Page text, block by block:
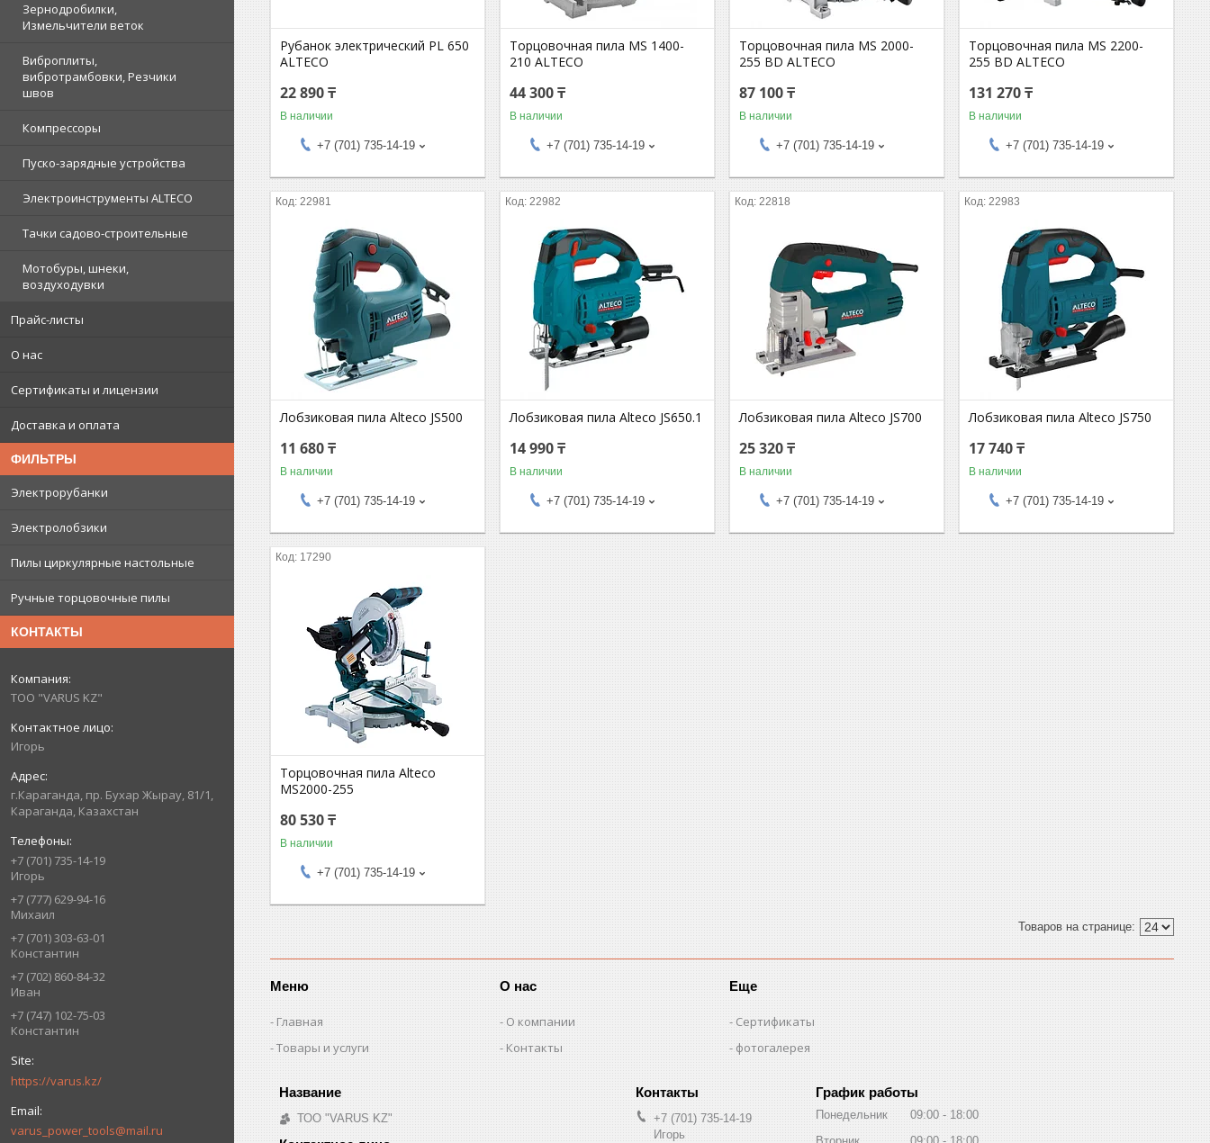
Зернодробилки,
Измельчители веток
Виброплиты,
вибротрамбовки, Резчики
швов
Компрессоры
Пуско-зарядные устройства
Электроинструменты ALTECO
Тачки садово-строительные
Мотобуры, шнеки,
воздуходувки
Прайс-листы
О нас
Сертификаты и лицензии
Доставка и оплата
ФИЛЬТРЫ
Электрорубанки
Электролобзики
Пилы циркулярные настольные
Ручные торцовочные пилы
КОНТАКТЫ
ТОО "VARUS KZ"
Игорь
г.Караганда, пр. Бухар Жырау, 81/1,
Караганда, Казахстан
+7 (701) 735-14-19
Игорь
+7 (777) 629-94-16
Михаил
+7 (701) 303-63-01
Константин
+7 (702) 860-84-32
Иван
+7 (747) 102-75-03
Константин
https://varus.kz/
varus_power_tools@mail.ru
Рубанок электрический PL 650
ALTECO
22 890 ₸
В наличии
+7 (701) 735-14-19
Торцовочная пила MS 1400-
210 ALTECO
44 300 ₸
В наличии
+7 (701) 735-14-19
Торцовочная пила MS 2000-
255 BD ALTECO
87 100 ₸
В наличии
+7 (701) 735-14-19
Торцовочная пила MS 2200-
255 BD ALTECO
131 270 ₸
В наличии
+7 (701) 735-14-19
22981
Лобзиковая пила Alteco JS500
11 680 ₸
В наличии
+7 (701) 735-14-19
22982
Лобзиковая пила Alteco JS650.1
14 990 ₸
В наличии
+7 (701) 735-14-19
22818
Лобзиковая пила Alteco JS700
25 320 ₸
В наличии
+7 (701) 735-14-19
22983
Лобзиковая пила Alteco JS750
17 740 ₸
В наличии
+7 (701) 735-14-19
17290
Торцовочная пила Alteco
MS2000-255
80 530 ₸
В наличии
+7 (701) 735-14-19
Меню
Главная
Товары и услуги
О нас
О компании
Контакты
Еще
Сертификаты
фотогалерея
ТОО "VARUS KZ"
+7 (701) 735-14-19
Игорь
График работы
Понедельник 09:00
18:00